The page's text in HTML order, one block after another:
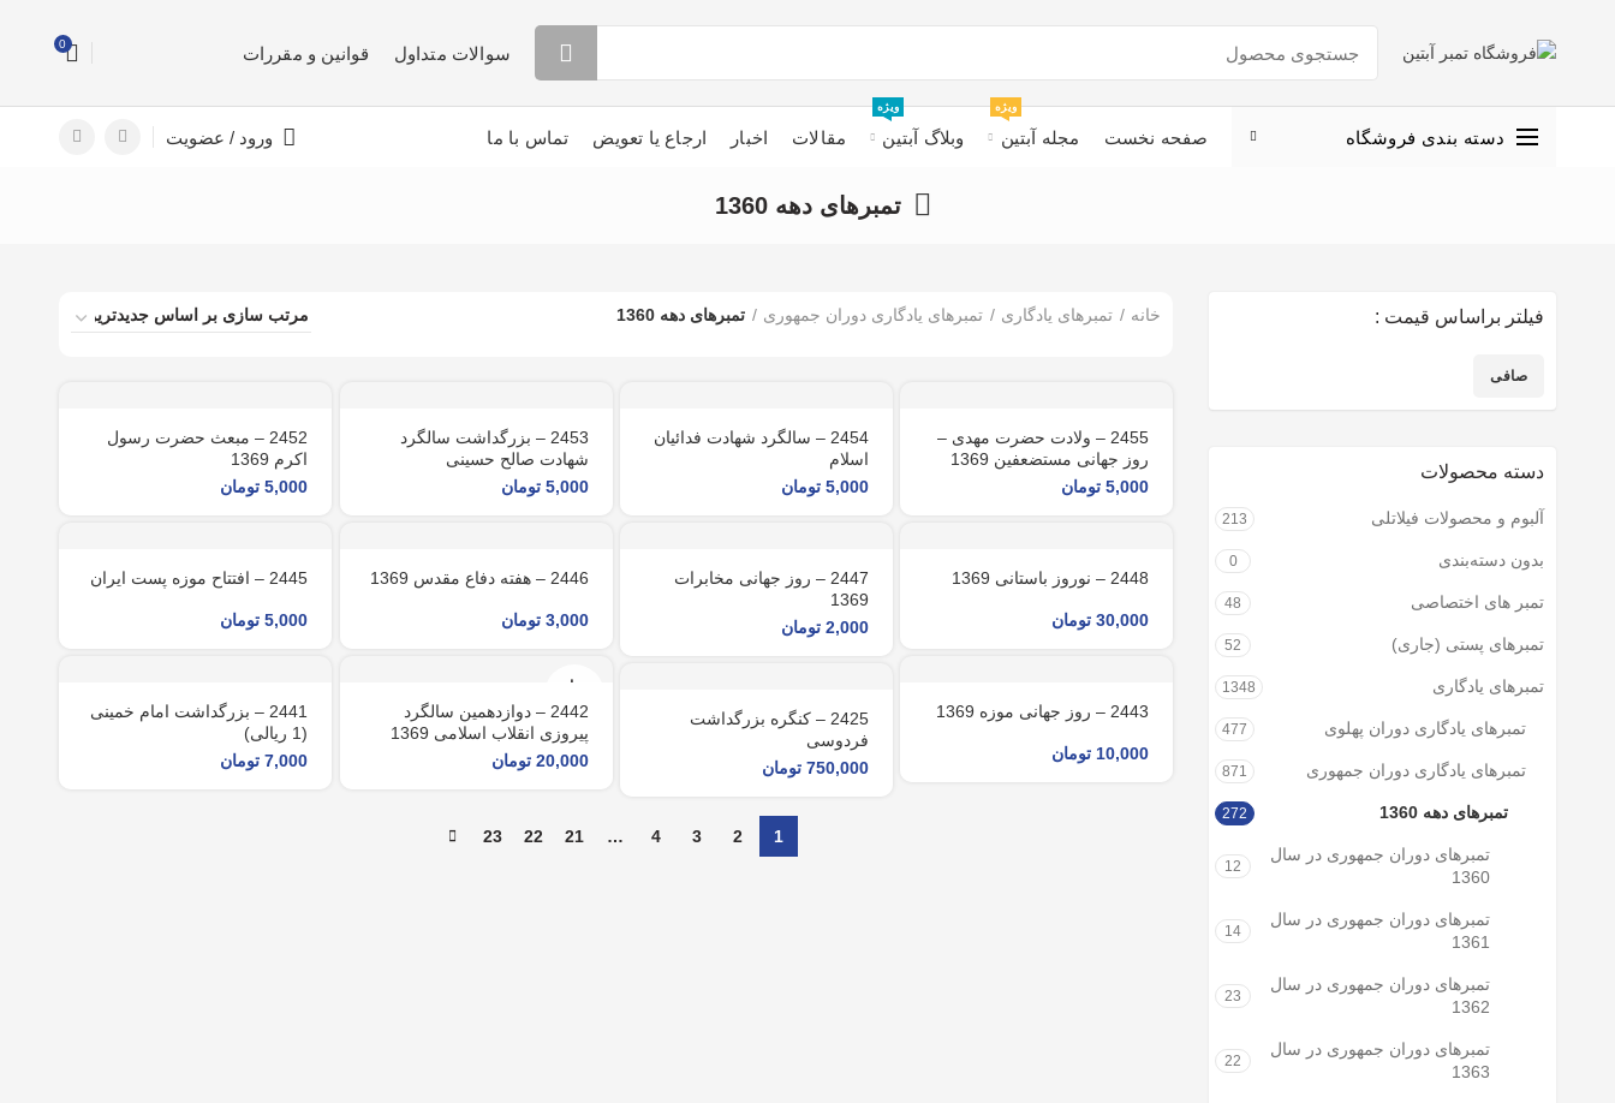
سوالات متداول قوانین و مقررات 0
دسته بندی فروشگاه صفحه نخست مجله آبتین
ویژه
وبلاگ آبتین
ویژه
مقالات اخبار ارجاع یا تعویض تماس با ما ورود / عضویت
تمبرهای دهه 1360
فیلتر براساس قیمت :
قیمت
قيمت
صافی
دسته محصولات
آلبوم و محصولات فیلاتلی 213
بدون دسته‌بندی 0
تمبر های اختصاصی 48
تمبرهای پستی (جاری) 52
تمبرهای یادگاری 1348
تمبرهای یادگاری دوران پهلوی 477
تمبرهای یادگاری دوران جمهوری 871
تمبرهای دهه 1360 272
تمبرهای دوران جمهوری در سال
1360
12
تمبرهای دوران جمهوری در سال
1361
14
تمبرهای دوران جمهوری در سال
1362
23
تمبرهای دوران جمهوری در سال
1363
22
خانه تمبرهای یادگاری تمبرهای یادگاری دوران جمهوری تمبرهای دهه 1360
2455 – ولادت حضرت مهدی –
روز جهانی مستضعفین 1369
5,000 تومان
2454 – سالگرد شهادت فدائیان
اسلام
5,000 تومان
2453 – بزرگداشت سالگرد
شهادت صالح حسینی
5,000 تومان
2452 – مبعث حضرت رسول
اکرم 1369
5,000 تومان
2448 – نوروز باستانی 1369
30,000 تومان
2447 – روز جهانی مخابرات
1369
2,000 تومان
2446 – هفته دفاع مقدس 1369
3,000 تومان
2445 – افتتاح موزه پست ایران
5,000 تومان
2443 – روز جهانی موزه 1369
10,000 تومان
تمام
شد
2442 – دوازدهمین سالگرد
پیروزی انقلاب اسلامی 1369
20,000 تومان
2441 – بزرگداشت امام خمینی
(1 ريالی)
7,000 تومان
2425 – کنگره بزرگداشت
فردوسی
750,000 تومان
1
2
3
4
…
21
22
23